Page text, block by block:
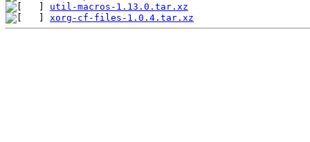
util-macros-1.13.0.tar.xz
xorg-cf-files-1.0.4.tar.xz